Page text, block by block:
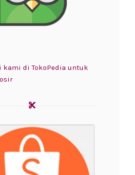
kami di TokoPedia untuk